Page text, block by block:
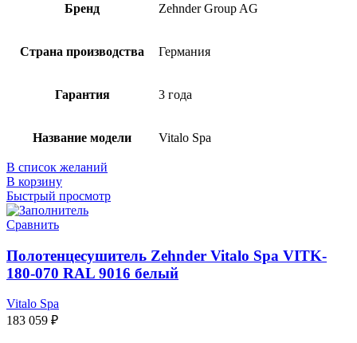
Бренд Zehnder Group AG
Страна производства Германия
Гарантия 3 года
Название модели Vitalo Spa
В список желаний
В корзину
Быстрый просмотр
Сравнить
Полотенцесушитель Zehnder Vitalo Spa VITK-
180-070 RAL 9016 белый
Vitalo Spa
183 059 ₽